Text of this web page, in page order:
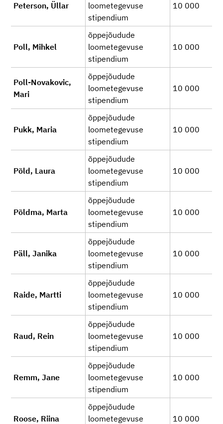
Peterson, Üllar
loometegevuse
stipendium
10 000
Poll, Mihkel
õppejõudude
loometegevuse
stipendium
10 000
Poll-Novakovic,
Mari
õppejõudude
loometegevuse
stipendium
10 000
Pukk, Maria
õppejõudude
loometegevuse
stipendium
10 000
Põld, Laura
õppejõudude
loometegevuse
stipendium
10 000
Põldma, Marta
õppejõudude
loometegevuse
stipendium
10 000
Päll, Janika
õppejõudude
loometegevuse
stipendium
10 000
Raide, Martti
õppejõudude
loometegevuse
stipendium
10 000
Raud, Rein
õppejõudude
loometegevuse
stipendium
10 000
Remm, Jane
õppejõudude
loometegevuse
stipendium
10 000
Roose, Riina
õppejõudude
loometegevuse
10 000